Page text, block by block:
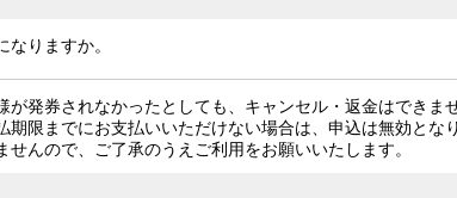
りますか。
発券されなかったとしても、キャンセル・返金はできま
限までにお支払いいただけない場合は、申込は無効となり
んので、ご了承のうえご利用をお願いいたします。